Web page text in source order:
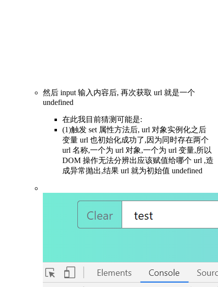
然后 input 输入内容后, 再次获取 url 就是一个
undefined
在此我目前猜测可能是:
(1)触发 set 属性方法后, url 对象实例化之后
变量 url 也初始化成功了,因为同时存在两个
url 名称,一个为 url 对象,一个为 url 变量,所以
DOM 操作无法分辨出应该赋值给哪个 url ,造
成异常抛出,结果 url 就为初始值 undefined